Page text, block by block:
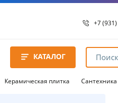
+7
8 8172
8 8172
КАТАЛОГ
Керамическая плитка Сантехника